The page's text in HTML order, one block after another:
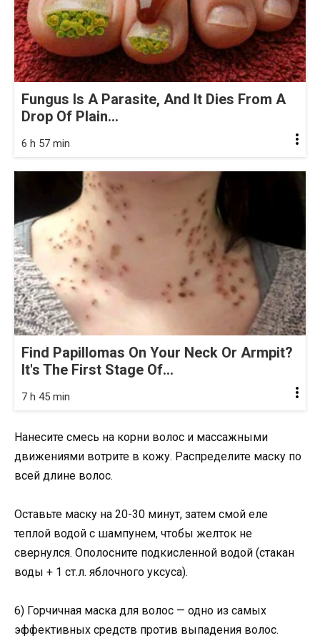
Fungus Is A Parasite, And It Dies From A
Drop Of Plain...
6 h 57 min
Find Papillomas On Your Neck Or Armpit?
It's The First Stage Of...
7 h 45 min
Нанесите смесь на корни волос и массажными
движениями вотрите в кожу. Распределите маску по
всей длине волос.
Оставьте маску на 20-30 минут, затем смой еле
теплой водой с шампунем, чтобы желток не
свернулся. Ополосните подкисленной водой (стакан
воды + 1 ст.л. яблочного уксуса).
6) Горчичная маска для волос — одно из самых
эффективных средств против выпадения волос.